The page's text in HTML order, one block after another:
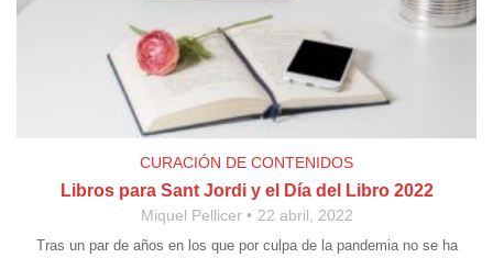
CURACIÓN DE CONTENIDOS
Libros para Sant Jordi y el Día del Libro 2022
Miquel Pellicer 22 abril, 2022
Tras un par de años en los que por culpa de la pandemia no se ha